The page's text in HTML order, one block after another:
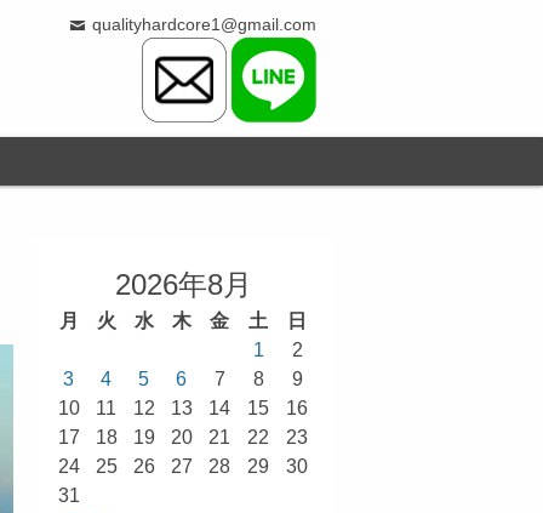
qualityhardcore1@gmail.com
2026年8月
月 火 水 木 金 土
日
1
2
3
4 5 6 7 8
9
10
11 12 13 14 15
16
17
18 19 20 21 22
23
24
25 26 27 28 29
30
31